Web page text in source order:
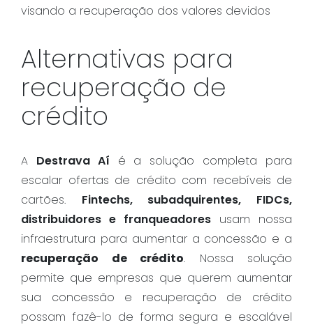
visando a recuperação dos valores devidos
Alternativas para
recuperação de
crédito
A Destrava Aí é a solução completa para
escalar ofertas de crédito com recebíveis de
cartões. Fintechs, subadquirentes, FIDCs,
distribuidores e franqueadores usam nossa
infraestrutura para aumentar a concessão e a
recuperação de crédito. Nossa solução
permite que empresas que querem aumentar
sua concessão e recuperação de crédito
possam fazê-lo de forma segura e escalável